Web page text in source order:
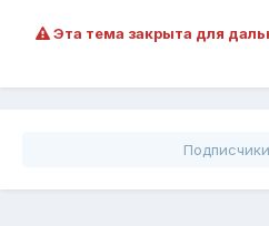
Эта тема закрыта для
Подписчики